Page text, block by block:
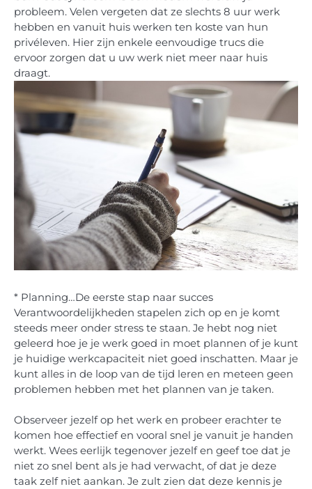
probleem. Velen vergeten dat ze slechts 8 uur werk
hebben en vanuit huis werken ten koste van hun
privéleven. Hier zijn enkele eenvoudige trucs die
ervoor zorgen dat u uw werk niet meer naar huis
draagt.
* Planning…De eerste stap naar succes
Verantwoordelijkheden stapelen zich op en je komt
steeds meer onder stress te staan. Je hebt nog niet
geleerd hoe je je werk goed in moet plannen of je kunt
je huidige werkcapaciteit niet goed inschatten. Maar je
kunt alles in de loop van de tijd leren en meteen geen
problemen hebben met het plannen van je taken.
Observeer jezelf op het werk en probeer erachter te
komen hoe effectief en vooral snel je vanuit je handen
werkt. Wees eerlijk tegenover jezelf en geef toe dat je
niet zo snel bent als je had verwacht, of dat je deze
taak zelf niet aankan. Je zult zien dat deze kennis je